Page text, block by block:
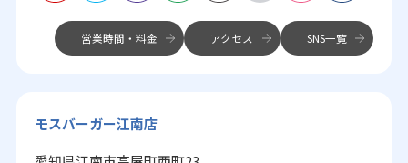
営業時間・料金 アクセス SNS一覧
モスバーガー江南店